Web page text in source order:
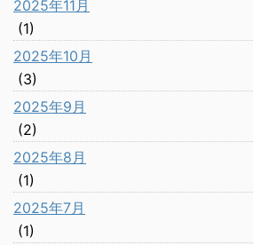
2025年11月
(1)
2025年10月
(3)
2025年9月
(2)
2025年8月
(1)
2025年7月
(1)